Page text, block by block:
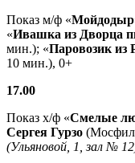
Показ м/ф «Мойдодыр
«Ивашка из Дворца
мин.); «Паровозик из
10 мин.), 0+
17.00
Показ х/ф «Смелые
Сергея Гурзо
(Ульяновой, 1, зал №